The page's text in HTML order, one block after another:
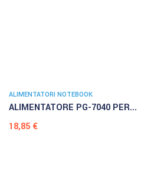
ALIMENTATORI NOTEBOOK
ALIMENTATORE PG-7040 PER...
Prezzo
18,85 €